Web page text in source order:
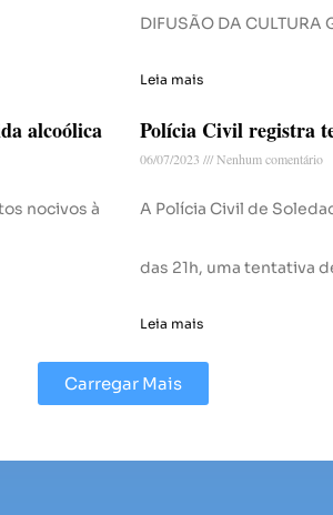
DIFUSÃO DA
Leia mais
alcoólica
nocivos à
Polícia Civil registra
06/07/2023 Nenhum comentário
A Polícia Civil de
das 21h, uma tentativa
Leia mais
Carregar Mais